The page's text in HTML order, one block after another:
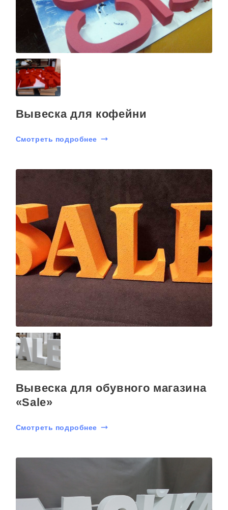
Вывеска для кофейни
Смотреть подробнее
Вывеска для обувного магазина
«Sale»
Смотреть подробнее